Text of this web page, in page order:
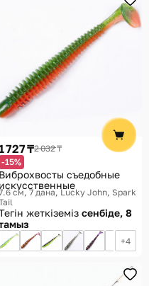
727 ₸2 032 ₸
-15%
Виброхвосты съедобные
искусственные
см, 7 дана Lucky John, Spark
жеткіземіз сенбіде, 8
4